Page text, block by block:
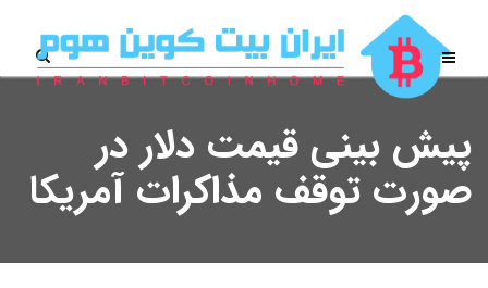
پیش بینی قیمت دلار در
صورت توقف مذاکرات آمریکا